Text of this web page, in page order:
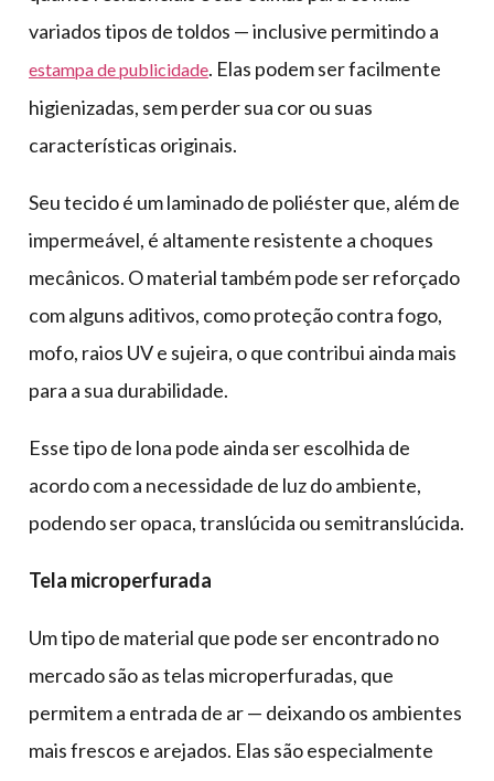
variados tipos de toldos — inclusive permitindo a
estampa de publicidade. Elas podem ser facilmente
higienizadas, sem perder sua cor ou suas
características originais.
Seu tecido é um laminado de poliéster que, além de
impermeável, é altamente resistente a choques
mecânicos. O material também pode ser reforçado
com alguns aditivos, como proteção contra fogo,
mofo, raios UV e sujeira, o que contribui ainda mais
para a sua durabilidade.
Esse tipo de lona pode ainda ser escolhida de
acordo com a necessidade de luz do ambiente,
podendo ser opaca, translúcida ou semitranslúcida.
Tela microperfurada
Um tipo de material que pode ser encontrado no
mercado são as telas microperfuradas, que
permitem a entrada de ar — deixando os ambientes
mais frescos e arejados. Elas são especialmente